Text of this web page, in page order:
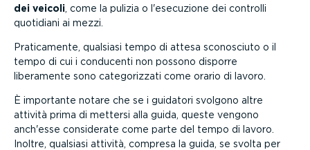
dei veicoli , come la pulizia o l'esecuzione dei controlli
quotidiani ai mezzi.
Prati­ca­mente, qualsiasi tempo di attesa sconosciuto o il
tempo di cui i conducenti non possono disporre
liberamente sono catego­rizzati come orario di lavoro.
È importante notare che se i guidatori svolgono altre
attività prima di mettersi alla guida, queste vengono
anch'esse considerate come parte del tempo di lavoro.
Inoltre, qualsiasi attività, compresa la guida, se svolta per